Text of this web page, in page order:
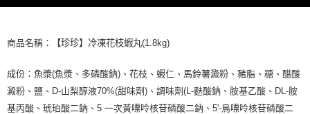
【注意事項】
權轉讓予恩沛科技股份有限公司。
https://aftee.tw/terms/#terms3
３．未成年的使用者請事先徵得法定代理人或監護人之同意方可使用
「AFTEE先享後付」，若未經同意申辦者引起之損失，本公司不負相關責
任。
商品名稱： 【珍珍】冷凍花枝蝦丸(1.8kg)
成份： 魚漿(魚漿、多磷酸鈉)、花枝、蝦仁、馬鈴薯澱粉、豬脂、糖、醋酸
澱粉、鹽、D-山梨醇液70%(甜味劑)、調味劑(L-麩酸鈉、胺基乙酸、DL-胺
基丙酸、琥珀酸二鈉、5 一次黃嘌呤核苷磷酸二鈉、5'-鳥嘌呤核苷磷酸二